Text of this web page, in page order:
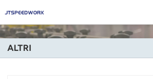
+86 -18681515767
English
ALTRI